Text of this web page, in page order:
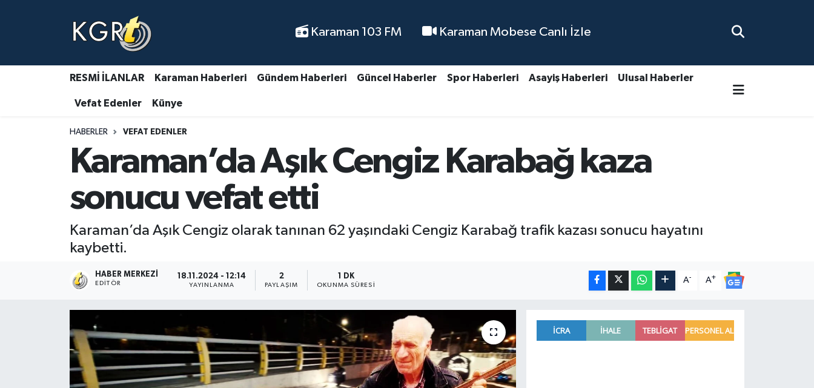
Karaman 103 FM Karaman Mobese Canlı İzle
RESMİ İLANLAR Karaman Haberleri Gündem Haberleri Güncel Haberler Spor Haberleri Asayiş Haberleri Ulusal Haberler
Vefat Edenler Künye
HABERLER VEFAT EDENLER
Karaman’da Aşık Cengiz Karabağ kaza
sonucu vefat etti
Karaman’da Aşık Cengiz olarak tanınan 62 yaşındaki Cengiz Karabağ trafik kazası sonucu hayatını
kaybetti.
HABER MERKEZI
EDITÖR
18.11.2024 - 12:14
YAYINLANMA
2
PAYLAŞIM
1 DK
OKUNMA SÜRESI
A- A+
Karaman Haberleri
Gündem Haberleri
Güncel Haberler
Asayiş Haberleri
Ulusal Haberler
Vefat Edenler